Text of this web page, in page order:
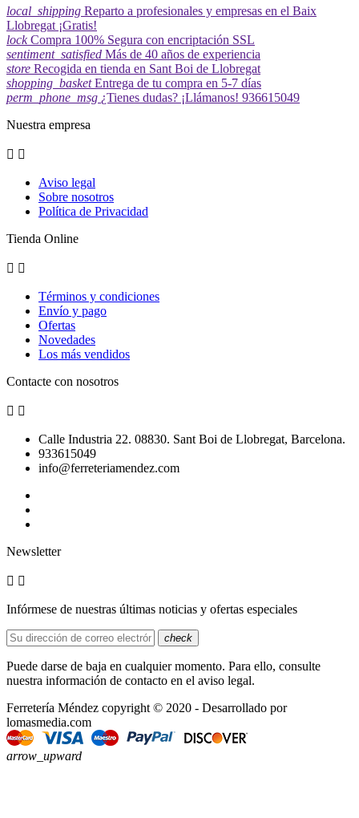
local_shipping Reparto a profesionales y empresas en el Baix
Llobregat ¡Gratis!
lock Compra 100% Segura con encriptación SSL
sentiment_satisfied Más de 40 años de experiencia
store Recogida en tienda en Sant Boi de Llobregat
shopping_basket Entrega de tu compra en 5-7 días
perm_phone_msg ¿Tienes dudas? ¡Llámanos! 936615049
Nuestra empresa
 
Aviso legal
Sobre nosotros
Política de Privacidad
Tienda Online
 
Términos y condiciones
Envío y pago
Ofertas
Novedades
Los más vendidos
Contacte con nosotros
 
Calle Industria 22. 08830. Sant Boi de Llobregat, Barcelona.
933615049
info@ferreteriamendez.com
Newsletter
 
Infórmese de nuestras últimas noticias y ofertas especiales
check
Puede darse de baja en cualquier momento. Para ello, consulte
nuestra información de contacto en el aviso legal.
Ferretería Méndez copyright © 2020 - Desarrollado por
lomasmedia.com
arrow_upward